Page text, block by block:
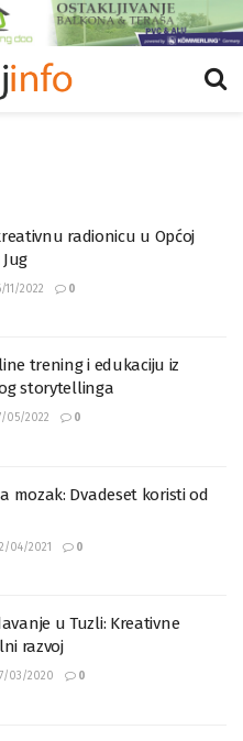
radionicu u Općoj
11/2022 0
trening i edukaciju iz
storytellinga
05/2022 0
mozak: Dvadeset koristi od
04/2021 0
u Tuzli: Kreativne
razvoj
03/2020 0